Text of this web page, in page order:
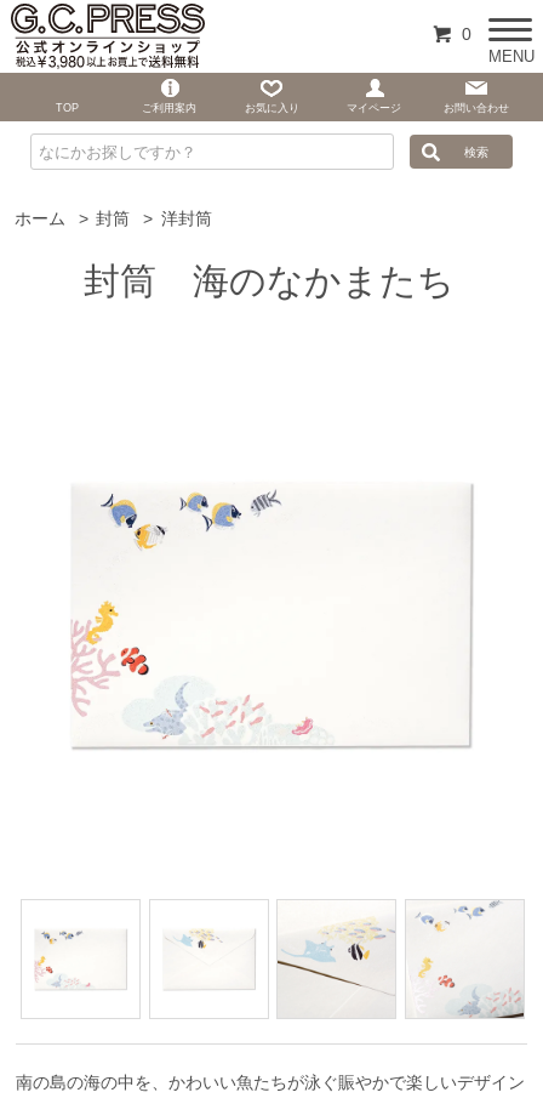
ホーム > 封筒 > 洋封筒
封筒 海のなかまたち
南の島の海の中を、かわいい魚たちが泳ぐ賑やかで楽しいデザイン
0
MENU
TOP ご利用案内 お気に入り マイページ お問い合わせ